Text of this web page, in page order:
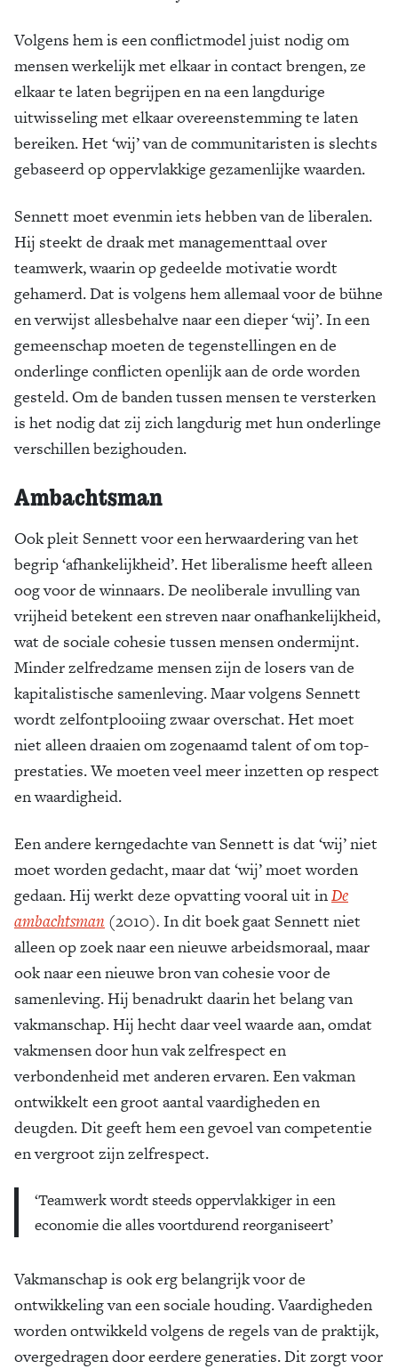
Volgens hem is een conflictmodel juist nodig om
mensen werkelijk met elkaar in contact brengen, ze
elkaar te laten begrijpen en na een langdurige
uitwisseling met elkaar overeenstemming te laten
bereiken. Het ‘wij’ van de communitaristen is slechts
gebaseerd op oppervlakkige gezamenlijke waarden.
Sennett moet evenmin iets hebben van de liberalen.
Hij steekt de draak met managementtaal over
teamwerk, waarin op gedeelde motivatie wordt
gehamerd. Dat is volgens hem allemaal voor de bühne
en verwijst allesbehalve naar een dieper ‘wij’. In een
gemeenschap moeten de tegen­stellin­gen en de
onderlinge conflicten openlijk aan de orde worden
gesteld. Om de banden tussen mensen te versterken
is het nodig dat zij zich langdurig met hun onderlinge
verschillen bezighouden.
Ambachtsman
Ook pleit Sennett voor een herwaardering van het
begrip ‘afhankelijkheid’. Het liberalisme heeft alleen
oog voor de winnaars. De neoliberale invulling van
vrijheid betekent een streven naar onafhan­ke­lijk­heid,
wat de sociale cohesie tussen mensen ondermijnt.
Minder zelfredzame mensen zijn de losers van de
kapitalistische samenleving. Maar volgens Sennett
wordt zelfontplooiing zwaar overschat. Het moet
niet alleen draaien om zogenaamd talent of om top­
prestaties. We moeten veel meer inzetten op respect
en waardigheid.
Een andere kerngedachte van Sennett is dat ‘wij’ niet
moet worden gedacht, maar dat ‘wij’ moet worden
gedaan. Hij werkt deze opvatting vooral uit inDe
ambachts­man (2010). In dit boek gaat Sennett niet
alleen op zoek naar een nieuwe arbeidsmoraal, maar
ook naar een nieuwe bron van cohesie voor de
samenleving. Hij benadrukt daarin het belang van
vakmanschap. Hij hecht daar veel waarde aan, omdat
vakmensen door hun vak zelfrespect en
verbondenheid met anderen ervaren. Een vakman
ontwikkelt een groot aantal vaardigheden en
deugden. Dit geeft hem een gevoel van competentie
en vergroot zijn zelf­respect.
‘Teamwerk wordt steeds oppervlakkiger in een
economie die alles voortdurend reorganiseert’
Vakmanschap is ook erg belangrijk voor de
ontwikkeling van een sociale houding. Vaardigheden
worden ontwikkeld volgens de regels van de praktijk,
overgedragen door eerdere generaties. Dit zorgt voor